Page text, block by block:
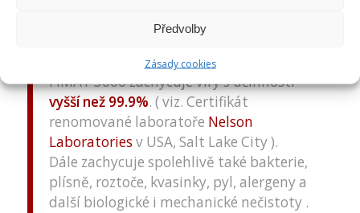
Předvolby
Zásady cookies
polymerních nanovláken, která ve své
FIMAT 3000 zachycuje viry s účinností
vyšší než 99.9%. ( viz. Certifikát
renomované laboratoře Nelson
Laboratories v USA, Salt Lake City ).
Dále zachycuje spolehlivě také bakterie,
plísně, roztoče, kvasinky, pyl, alergeny a
další biologické i mechanické nečistoty .